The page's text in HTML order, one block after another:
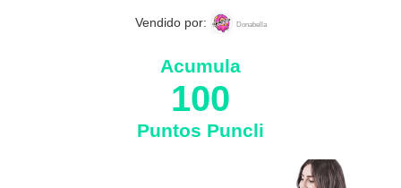
Vendido por: Donabella
Acumula
100
Puntos Puncli